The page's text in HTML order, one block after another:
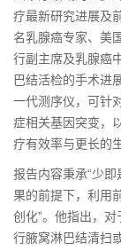
疗最新研究进展及
名乳腺癌专家、美
行副主席及乳腺癌
巴结活检的手术进
一代测序仪，可针
症相关基因突变，
疗有效率与更长的
报告内容秉承“少
果的前提下，利用
创化”。他指出，
行腋窝淋巴结清扫